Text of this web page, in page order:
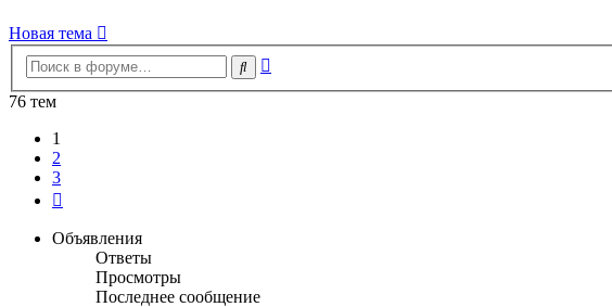
Новая тема
Поиск
76 тем
1
2
3
Объявления
Ответы
Просмотры
Последнее сообщение